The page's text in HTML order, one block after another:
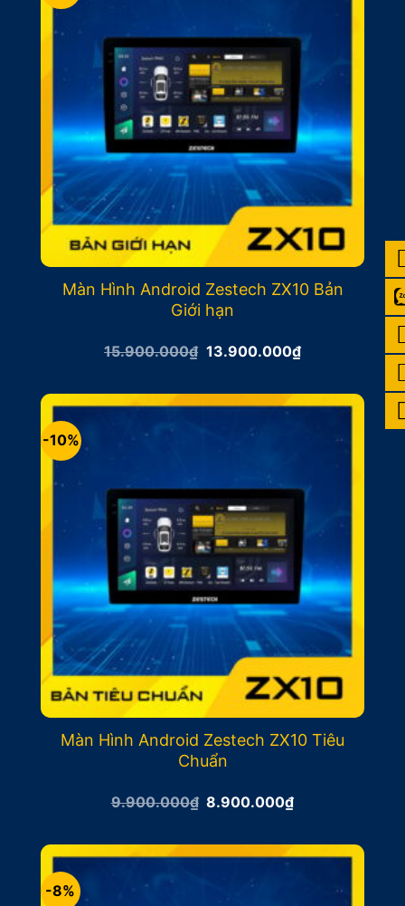
Màn Hình Android Zestech ZX10 Bản
Giới hạn
15.900.000₫ Giá
15.900.000₫.
13.900.000₫Giá
hiện
là:
13.900.000₫.
-10%
Màn Hình Android Zestech ZX10 Tiêu
Chuẩn
9.900.000₫ Giá
9.900.000₫.
8.900.000₫Giá
là:
8.900.000₫.
-8%